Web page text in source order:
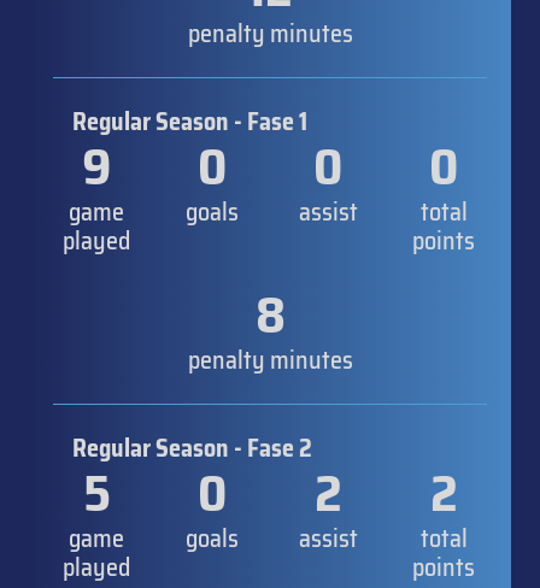
penalty minutes
Regular Season - Fase 1
9
game
played
0
goals
0
assist
0
total
points
8
penalty minutes
Regular Season - Fase 2
5
game
played
0
goals
2
assist
2
total
points